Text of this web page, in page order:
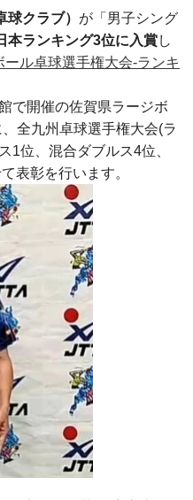
クラブ） が「男子シング
本ランキング3位に入賞し
ル卓球選手権大会-ランキ
で開催の佐賀県ラージボ
全九州卓球選手権大会(ラ
1位、混合ダブルス4位、
表彰を行います。